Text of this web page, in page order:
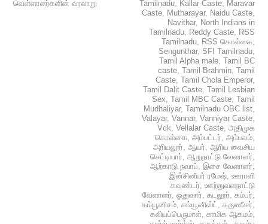
வெள்ளாளர்களின் வரலாறு
Tamilnadu, Kallar Caste, Maravar
Caste, Mutharayar, Naidu Caste,
Navithar, North Indians in
Tamilnadu, Reddy Caste, RSS
Tamilnadu, RSS கொள்கை,
Sengunthar, SFI Tamilnadu,
Tamil Alpha male, Tamil BC
caste, Tamil Brahmin, Tamil
Caste, Tamil Chola Emperor,
Tamil Dalit Caste, Tamil Lesbian
Sex, Tamil MBC Caste, Tamil
Mudhaliyar, Tamilnadu OBC list,
Valayar, Vannar, Vanniyar Caste,
Vck, Vellalar Caste, அதிமுக
கொள்கை, அம்பட்டர், அம்பலம்,
அரியலூர், ஆயர், ஆரிய வைசிய
செட்டியார், ஆறுநாட்டு வேளாளர்,
ஆற்காடு நவாப், இசை வேளாளர்,
இன்சினீயர் ரமேஷ், ஊராளி
கவுண்டர், ஊற்றுவளநாட்டு
வேளாளர், ஓதுவார், கடலூர், கம்பர்,
கம்யூனிசம், கம்யூனிஸ்ட், கருணீகர்,
கலியப்பெருமாள், காமிக ஆகமம்,